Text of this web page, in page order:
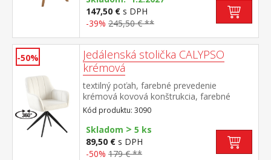
147,50 € s DPH
-39% 245,50 € **
-50%
Jedálenská stolička CALYPSO
krémová
textilný poťah, farebné prevedenie
krémová kovová konštrukcia, farebné
prevedenie čierna otočná o 360 stupňov
Kód produktu: 3090
Skladom > 5 ks
89,50 € s DPH
-50% 179 € **